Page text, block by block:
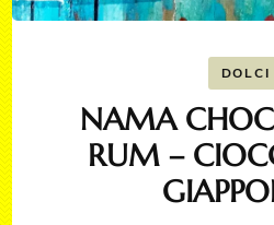
DOLCI
NAMA
RUM –